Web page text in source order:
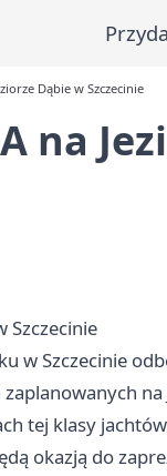
Dąbie w Szczecinie
na
Szczecinie
w Szczecinie
tej klasy
okazją do